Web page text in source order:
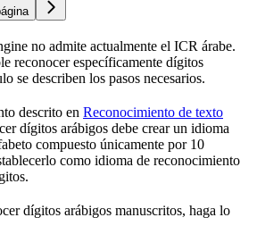
no admite actualmente el ICR árabe.
reconocer específicamente dígitos
se describen los pasos necesarios.
descrito en Reconocimiento de texto
dígitos arábigos debe crear un idioma
compuesto únicamente por 10
como idioma de reconocimiento
dígitos arábigos manuscritos, haga lo